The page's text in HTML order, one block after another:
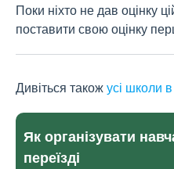
Поки ніхто не дав оцінку
поставити свою оцінку
Дивіться такожусі школи
Як організувати
переїзді